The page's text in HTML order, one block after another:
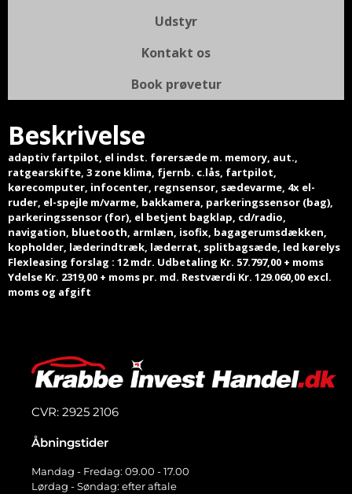
Udstyr
Kontakt os
Book prøvetur
Beskrivelse
adaptiv fartpilot, el indst. førersæde m. memory, aut.,
ratgearskifte, 3 zone klima, fjernb. c.lås, fartpilot,
kørecomputer, infocenter, regnsensor, sædevarme, 4x el-
ruder, el-spejle m/varme, bakkamera, parkeringssensor (bag),
parkeringssensor (for), el betjent bagklap, cd/radio,
navigation, bluetooth, armlæn, isofix, bagagerumsdækken,
kopholder, læderindtræk, læderrat, splitbagsæde, led kørelys
Flexleasing forslag : 12 mdr. Udbetaling Kr. 57.797,00 + moms
Ydelse Kr. 2319,00 + moms pr. md. Restværdi Kr. 129.060,00 excl.
moms og afgift
CVR: 2925 2106
Åbningstider
Mandag - Fredag: 09.00 - 17.00
Lørdag - Søndag: efter aftale